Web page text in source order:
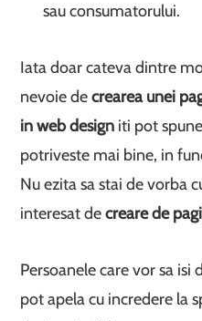
sau consumatorului.
Iata doar cateva dintre
nevoie decrearea unei
in web design iti pot
potriveste mai bine, in
Nu ezita sa stai de vorba
interesat decreare de
Persoanele care vor sa
pot apela cu incredere la